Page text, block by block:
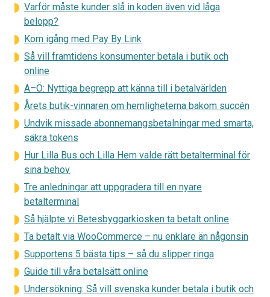
Varför måste kunder slå in koden även vid låga
belopp?
Kom igång med Pay By Link
Så vill framtidens konsumenter betala i butik och
online
A–Ö: Nyttiga begrepp att känna till i betalvärlden
Årets butik-vinnaren om hemligheterna bakom succén
Undvik missade abonnemangsbetalningar med smarta,
säkra tokens
Hur Lilla Bus och Lilla Hem valde rätt betalterminal för
sina behov
Tre anledningar att uppgradera till en nyare
betalterminal
Så hjälpte vi Betesbyggarkiosken ta betalt online
Ta betalt via WooCommerce – nu enklare än någonsin
Supportens 5 bästa tips – så du slipper ringa
Guide till våra betalsätt online
Undersökning: Så vill svenska kunder betala i butik och